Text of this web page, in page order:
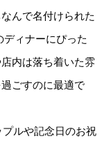
んで名付けられた
ィナーにぴった
内は落ち着いた雰
ごすのに最適で
ルや記念日のお祝